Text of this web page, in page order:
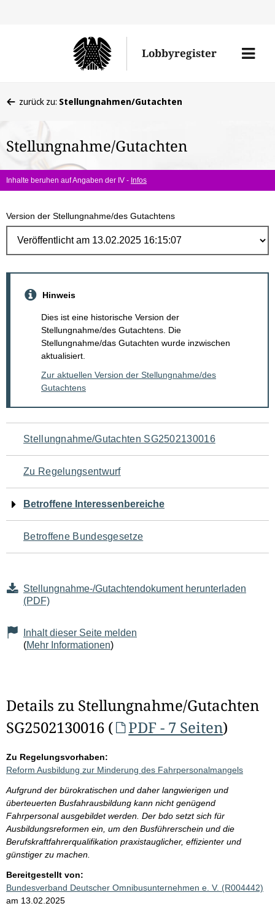
Lobbyregister
Menü
befinden
hier:
zurück zu: Stellungnahmen/Gutachten
Stellungnahme/Gutachten
Inhalte beruhen auf Angaben der IV - Infos
Version der Stellungnahme/des Gutachtens
Hinweis
Dies ist eine historische Version der
Stellungnahme/des Gutachtens. Die
Stellungnahme/das Gutachten wurde inzwischen
aktualisiert.
Zur aktuellen Version der Stellungnahme/des
Gutachtens
Navigation
für
den
Seiteninhalt
Stellungnahme/Gutachten SG2502130016
Zu Regelungsentwurf
Betroffene Interessenbereiche
Betroffene Bundesgesetze
Stellungnahme-/Gutachtendokument herunterladen
(PDF)
Inhalt dieser Seite melden
(Mehr Informationen)
Details zu Stellungnahme/Gutachten
SG2502130016 (
PDF - 7 Seiten)
Zu Regelungsvorhaben:
Reform Ausbildung zur Minderung des Fahrpersonalmangels
Aufgrund der bürokratischen und daher langwierigen und
überteuerten Busfahrausbildung kann nicht genügend
Fahrpersonal ausgebildet werden. Der bdo setzt sich für
Ausbildungsreformen ein, um den Busführerschein und die
Berufskraftfahrerqualifikation praxistauglicher, effizienter und
günstiger zu machen.
Bereitgestellt von:
Bundesverband Deutscher Omnibusunternehmen e. V. (R004442)
am 13.02.2025